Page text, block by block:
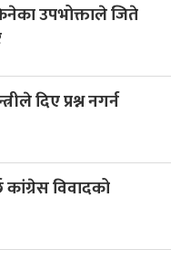
उपभोक्ताले जिते
दिए प्रश्न नगर्न
विवादको